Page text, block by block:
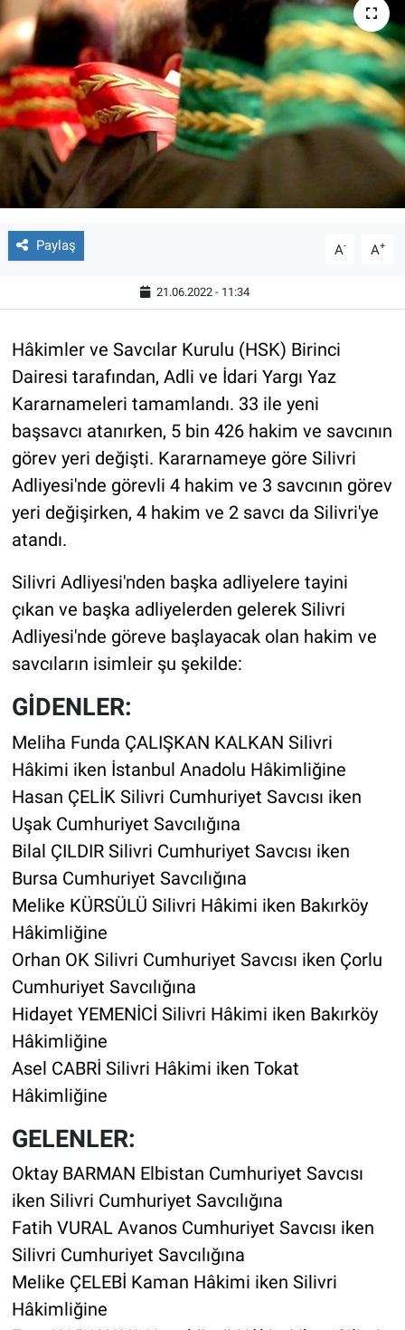
Paylaş A- A+
21.06.2022 - 11:34
Hâkimler ve Savcılar Kurulu (HSK) Birinci
Dairesi tarafından, Adli ve İdari Yargı Yaz
Kararnameleri tamamlandı. 33 ile yeni
başsavcı atanırken, 5 bin 426 hakim ve savcının
görev yeri değişti. Kararnameye göre Silivri
Adliyesi'nde görevli 4 hakim ve 3 savcının görev
yeri değişirken, 4 hakim ve 2 savcı da Silivri'ye
atandı.
Silivri Adliyesi'nden başka adliyelere tayini
çıkan ve başka adliyelerden gelerek Silivri
Adliyesi'nde göreve başlayacak olan hakim ve
savcıların isimleir şu şekilde:
GİDENLER:
Meliha Funda ÇALIŞKAN KALKAN Silivri
Hâkimi iken İstanbul Anadolu Hâkimliğine
Hasan ÇELİK Silivri Cumhuriyet Savcısı iken
Uşak Cumhuriyet Savcılığına
Bilal ÇILDIR Silivri Cumhuriyet Savcısı iken
Bursa Cumhuriyet Savcılığına
Melike KÜRSÜLÜ Silivri Hâkimi iken Bakırköy
Hâkimliğine
Orhan OK Silivri Cumhuriyet Savcısı iken Çorlu
Cumhuriyet Savcılığına
Hidayet YEMENİCİ Silivri Hâkimi iken Bakırköy
Hâkimliğine
Asel CABRİ Silivri Hâkimi iken Tokat
Hâkimliğine
GELENLER:
Oktay BARMAN Elbistan Cumhuriyet Savcısı
iken Silivri Cumhuriyet Savcılığına
Fatih VURAL Avanos Cumhuriyet Savcısı iken
Silivri Cumhuriyet Savcılığına
Melike ÇELEBİ Kaman Hâkimi iken Silivri
Hâkimliğine